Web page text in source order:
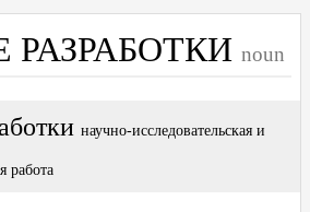
noun
научно-исследовательская и
работа